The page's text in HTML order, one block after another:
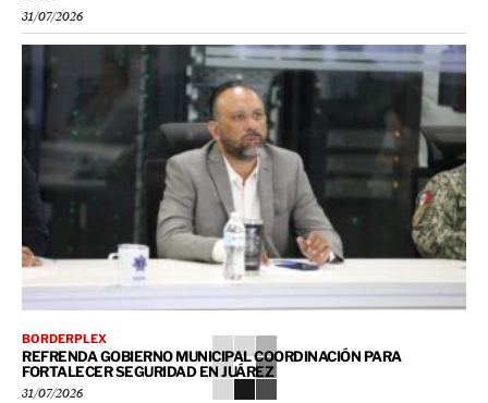
31/07/2026
BORDERPLEX
REFRENDA GOBIERNO MUNICIPAL COORDINACIÓN PARA
FORTALECER SEGURIDAD EN JUÁREZ
31/07/2026